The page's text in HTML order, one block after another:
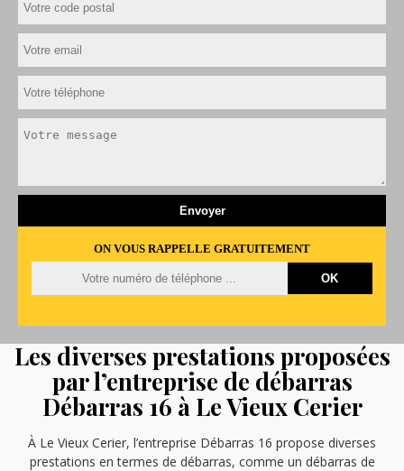
ON VOUS RAPPELLE GRATUITEMENT
Les diverses prestations proposées
par l’entreprise de débarras
Débarras 16 à Le Vieux Cerier
À Le Vieux Cerier, l’entreprise Débarras 16 propose diverses
prestations en termes de débarras, comme un débarras de